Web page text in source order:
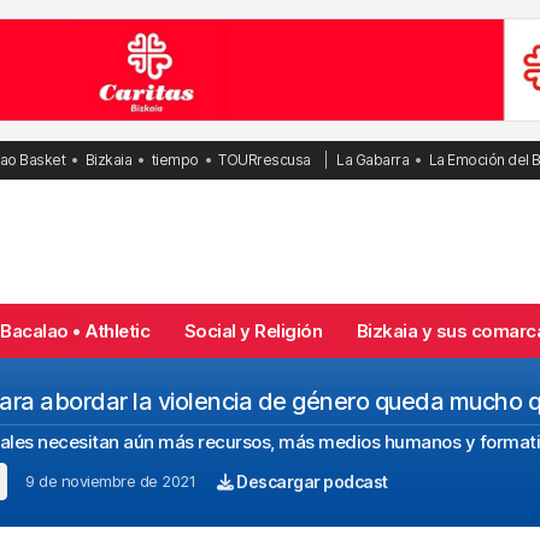
Basket Bizkaia tiempo TOURrescusa La Gabarra La Emoción del
Bacalao • Athletic Social y Religión Bizkaia y sus
abordar la violencia de género queda mucho
necesitan aún más recursos, más medios humanos y
9 de noviembre de 2021 Descargar podcast